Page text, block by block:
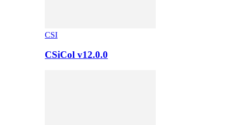
CSI
CSiCol v12.0.0